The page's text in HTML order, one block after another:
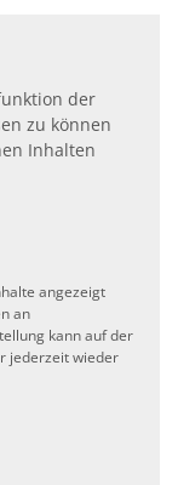
der
zu können
Inhalten
angezeigt
an
kann auf der
jederzeit wieder